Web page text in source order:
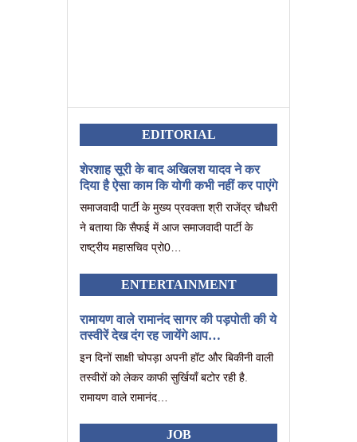
EDITORIAL
शेरशाह सूरी के बाद अखिलश यादव ने कर
दिया है ऐसा काम कि योगी कभी नहीं कर पाएंगे
समाजवादी पार्टी के मुख्य प्रवक्ता श्री राजेंद्र चौधरी
ने बताया कि सैफई में आज समाजवादी पार्टी के
राष्ट्रीय महासचिव प्रो0…
ENTERTAINMENT
रामायण वाले रामानंद सागर की पड़पोती की ये
तस्वीरें देख दंग रह जायेंगे आप…
इन दिनों साक्षी चोपड़ा अपनी हॉट और बिकीनी वाली
तस्वीरों को लेकर काफी सुर्खियाँ बटोर रही है.
रामायण वाले रामानंद…
JOB